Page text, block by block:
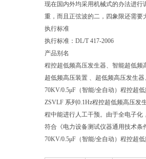
现在国内外均采用机械式的办法进
重，而且正弦波的二，四象限还需
执行标准
执行标准：DL/T 417-2006
产品别名
程控超低频高压发生器、智能超低频
超低频高压装置 、超低频高压发生
70KV/0.5μF（智能/全自动）程控超
ZSVLF 系列0.1Hz程控超低频高压
程中能进行人工干预。由于全电子
符合《电力设备测试仪器通用技术
70KV/0.5μF（智能/全自动）程控超